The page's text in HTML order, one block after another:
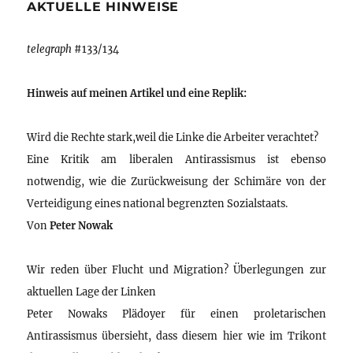
AKTUELLE HINWEISE
telegraph #133/134
Hinweis auf meinen Artikel und eine Replik:
Wird die Rechte stark,weil die Linke die Arbeiter verachtet?
Eine Kritik am liberalen Antirassismus ist ebenso
notwendig, wie die Zurückweisung der Schimäre von der
Verteidigung eines national begrenzten Sozialstaats.
VonPeter Nowak
Wir reden über Flucht und Migration? Überlegungen zur
aktuellen Lage der Linken
Peter Nowaks Plädoyer für einen proletarischen
Antirassismus übersieht, dass diesem hier wie im Trikont